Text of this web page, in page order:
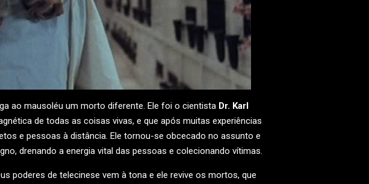
ao mausoléu um morto diferente. Ele foi o cientista Dr. Karl
de todas as coisas vivas, e que após muitas experiências
e pessoas à distância. Ele tornou-se obcecado no assunto e
drenando a energia vital das pessoas e colecionando vítimas.
poderes de telecinese vem à tona e ele revive os mortos, que